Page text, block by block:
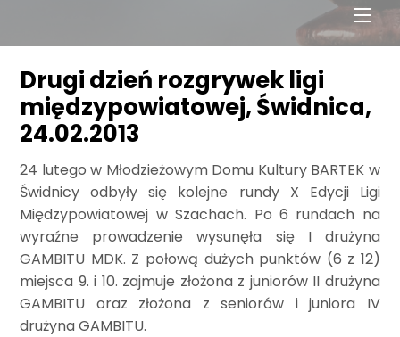
Drugi dzień rozgrywek ligi
międzypowiatowej, Świdnica,
24.02.2013
24 lutego w Młodzieżowym Domu Kultury BARTEK w
Świdnicy odbyły się kolejne rundy X Edycji Ligi
Międzypowiatowej w Szachach. Po 6 rundach na
wyraźne prowadzenie wysunęła się I drużyna
GAMBITU MDK. Z połową dużych punktów (6 z 12)
miejsca 9. i 10. zajmuje złożona z juniorów II drużyna
GAMBITU oraz złożona z seniorów i juniora IV
drużyna GAMBITU.